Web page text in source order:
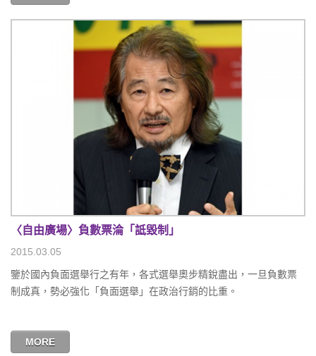
〈自由廣場〉負數票淪「詆毀制」
2015.03.05
鑒於國內負面選舉行之有年，各式選舉奧步精銳盡出，一旦負數票
制成真，勢必強化「負面選舉」在政治行銷的比重。
MORE